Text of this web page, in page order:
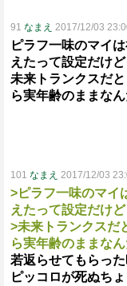
91 なまえ 2017/12/03
ピラフ一味のマイ
えたって設定だけど
未来トランクスだ
ら実年齢のままな
101 なまえ 2017/12/03
>ピラフ一味のマイ
えたって設定だけど
>未来トランクスだ
ら実年齢のままな
若返らせてもらっ
ピッコロが死ぬち